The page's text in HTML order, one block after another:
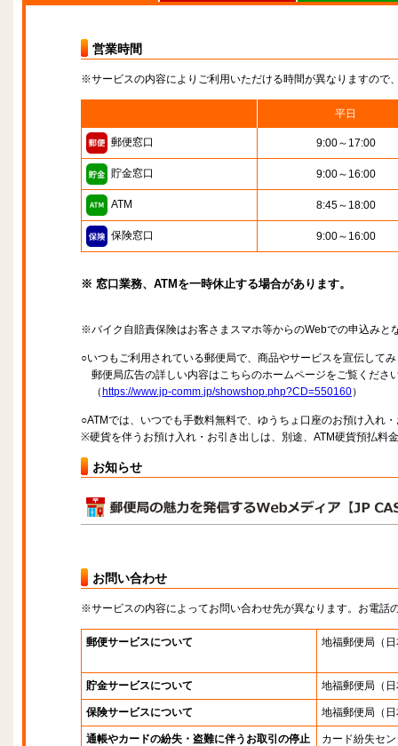
営業時間
※サービスの内容によりご利用いただける時間が異なりますので
平日
郵便窓口 9:00～17:00
貯金窓口 9:00～16:00
ATM 8:45～18:00
保険窓口 9:00～16:00
※ 窓口業務、ATMを一時休止する場合があります。
※バイク自賠責保険はお客さまスマホ等からのWebでの申込みと
○いつもご利用されている郵便局で、商品やサービスを宣伝して
郵便局広告の詳しい内容はこちらのホームページをご覧くださ
（ https://www.jp-comm.jp/showshop.php?CD=550160）
○ATMでは、いつでも手数料無料で、ゆうちょ口座のお預け入れ
※硬貨を伴うお預け入れ・お引き出しは、別途、ATM硬貨預払料
お知らせ
お問い合わせ
※サービスの内容によってお問い合わせ先が異なります。お電話
郵便サービスについて 地福郵便局 （
貯金サービスについて 地福郵便局 （
保険サービスについて 地福郵便局 （
通帳やカードの紛失・盗難に伴うお取引の停止 カード紛失セ